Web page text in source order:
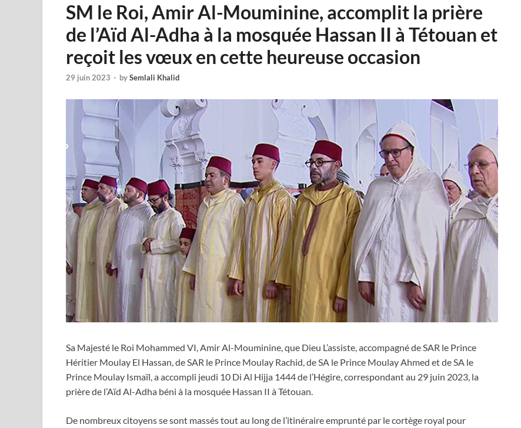
SM le Roi, Amir Al-Mouminine, accomplit la prière
de l’Aïd Al-Adha à la mosquée Hassan II à Tétouan et
reçoit les vœux en cette heureuse occasion
29 juin 2023 - bySemlali Khalid
Sa Majesté le Roi Mohammed VI, Amir Al-Mouminine, que Dieu L’assiste, accompagné de SAR le Prince
Héritier Moulay El Hassan, de SAR le Prince Moulay Rachid, de SA le Prince Moulay Ahmed et de SA le
Prince Moulay Ismaïl, a accompli jeudi 10 Di Al Hijja 1444 de l’Hégire, correspondant au 29 juin 2023, la
prière de l’Aïd Al-Adha béni à la mosquée Hassan II à Tétouan.
De nombreux citoyens se sont massés tout au long de l’itinéraire emprunté par le cortège royal pour